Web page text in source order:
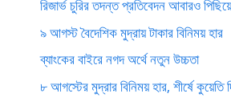
রিজার্ভ চুরির তদন্ত প্রতিবেদন আবারও
৯ আগস্ট বৈদেশিক মুদ্রায় টাকার বিনিময় হার
ব্যাংকের বাইরে নগদ অর্থে নতুন উচ্চতা
৮ আগস্টের মুদ্রার বিনিময় হার, শীর্ষে কুয়েতি